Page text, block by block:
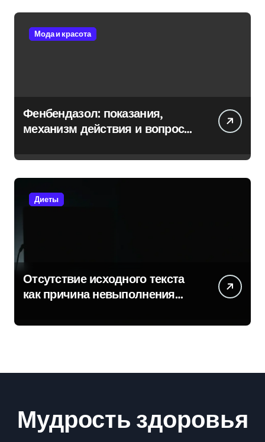
Мода и красота
Фенбендазол: показания,
механизм действия и вопросы
Диеты
Отсутствие исходного текста
как причина невыполнения
Мудрость здоровья